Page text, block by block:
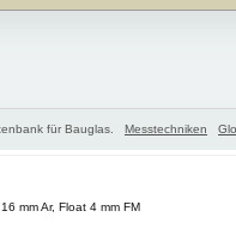
für Bauglas. Messtechniken
mm Ar, Float 4 mm FM